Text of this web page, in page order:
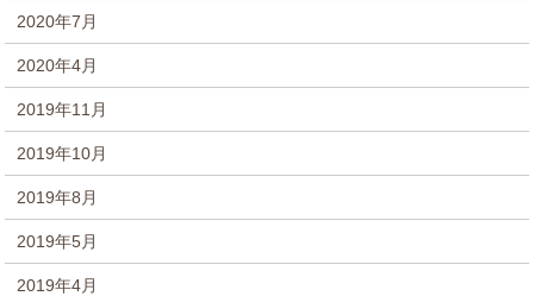
2020年7月
2020年4月
2019年11月
2019年10月
2019年8月
2019年5月
2019年4月